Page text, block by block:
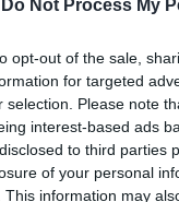
Do Not Process My
opt-out of the sale,
for targeted
selection. Please note
interest-based ads
to third parties
of your personal
This information may
fine è passata
di chiarezza
Masi in
un'ora, ha
nel pieno
avanti nella
polemiche sulla